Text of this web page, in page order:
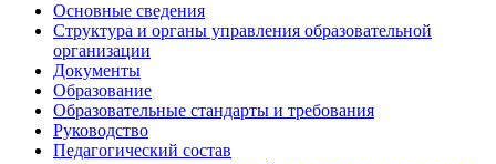
Основные сведения
Структура и органы управления образовательной
организации
Документы
Образование
Образовательные стандарты и требования
Руководство
Педагогический состав